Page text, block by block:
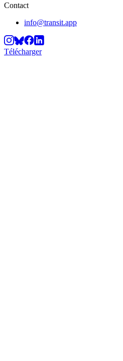
Contact
info@transit.app
Télécharger